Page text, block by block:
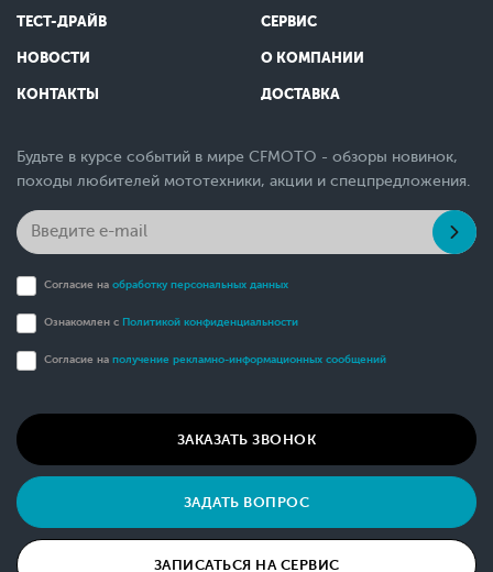
ТЕСТ-ДРАЙВ СЕРВИС
НОВОСТИ О КОМПАНИИ
КОНТАКТЫ ДОСТАВКА
Будьте в курсе событий в мире CFMOTO - обзоры новинок,
походы любителей мототехники, акции и спецпредложения.
Согласие на обработку персональных данных
Ознакомлен с Политикой конфиденциальности
Согласие на получение рекламно-информационных сообщений
ЗАКАЗАТЬ ЗВОНОК
ЗАДАТЬ ВОПРОС
ЗАПИСАТЬСЯ НА СЕРВИС